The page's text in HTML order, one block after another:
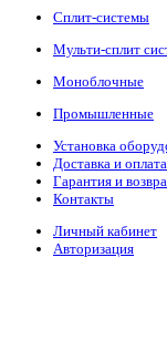
Сплит-системы
Мульти-сплит
Моноблочные
Промышленные
Установка
Доставка и оплата
Гарантия и
Контакты
Личный кабинет
Авторизация